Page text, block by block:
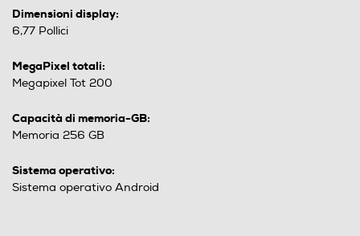
Dimensioni display:
6,77 Pollici
MegaPixel totali:
Megapixel Tot 200
Capacità di memoria-GB:
Memoria 256 GB
Sistema operativo:
Sistema operativo Android